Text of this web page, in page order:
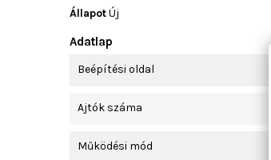
ÁllapotÚj
Adatlap
Beépítési oldal
Ajtók száma
Működési mód